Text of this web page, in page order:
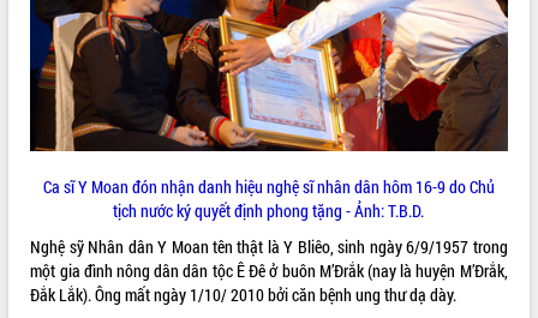
ĐIỂM TIN VĂN BẢN
QUY HOẠCH - KẾ HOẠCH
Ca sĩ Y Moan đón nhận danh hiệu nghệ sĩ nhân dân hôm 16-9 do Chủ
tịch nước ký quyết định phong tặng - Ảnh: T.B.D.
Nghệ sỹ Nhân dân Y Moan tên thật là Y Bliêo, sinh ngày 6/9/1957 trong
một gia đình nông dân dân tộc Ê Ðê ở buôn M’Ðrắk (nay là huyện M’Ðrắk,
Ðắk Lắk). Ông mất ngày 1/10/ 2010 bởi căn bệnh ung thư dạ dày.